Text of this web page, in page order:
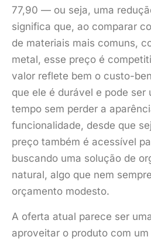
77,90 — ou seja, uma
significa que, ao comparar
de materiais mais comuns,
metal, esse preço é
valor reflete bem o custo-
que ele é durável e pode ser
tempo sem perder a
funcionalidade, desde que
preço também é acessível
buscando uma solução de
natural, algo que nem
orçamento modesto.
A oferta atual parece ser
aproveitar o produto com